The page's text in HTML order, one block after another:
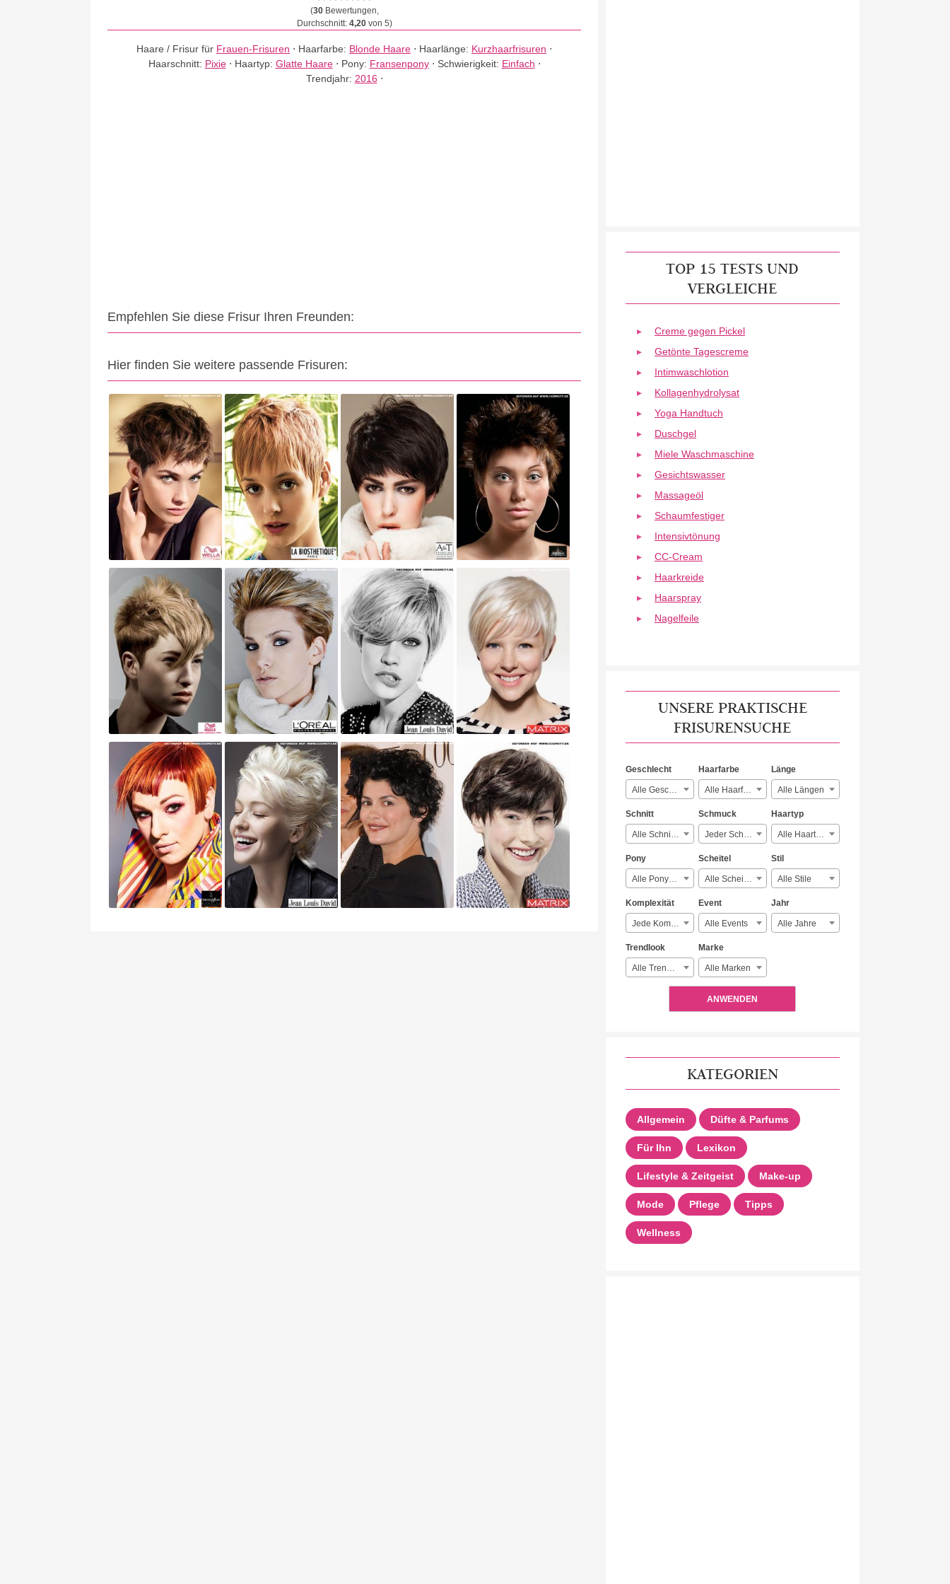
(30Bewertungen,
Durchschnitt: 4,20von 5)
Haare / Frisur für Frauen-Frisuren ⋅ Haarfarbe: Blonde Haare ⋅ Haarlänge: Kurzhaarfrisuren ⋅
Haarschnitt: Pixie⋅ Haartyp: Glatte Haare⋅ Pony: Fransenpony⋅ Schwierigkeit: Einfach ⋅
Trendjahr: 2016 ⋅
Empfehlen Sie diese Frisur Ihren Freunden:
Hier finden Sie weitere passende Frisuren:
TOP 15 TESTS UND
VERGLEICHE
Creme gegen Pickel
Getönte Tagescreme
Intimwaschlotion
Kollagenhydrolysat
Yoga Handtuch
Duschgel
Miele Waschmaschine
Gesichtswasser
Massageöl
Schaumfestiger
Intensivtönung
CC-Cream
Haarkreide
Haarspray
Nagelfeile
UNSERE PRAKTISCHE
FRISURENSUCHE
Geschlecht
Alle Geschlechter
Haarfarbe
Alle Haarfarben
Länge
Alle Längen
Schnitt
Alle Schnitte
Schmuck
Jeder Schmuck
Haartyp
Alle Haartypen
Pony
Alle Ponyarten
Scheitel
Alle Scheitelarten
Stil
Alle Stile
Komplexität
Jede Komplexität
Event
Alle Events
Jahr
Alle Jahre
Trendlook
Alle Trendlooks
Marke
Alle Marken
ANWENDEN
KATEGORIEN
Allgemein Düfte & Parfums
Für Ihn Lexikon
Lifestyle & Zeitgeist Make-up
Mode Pflege Tipps
Wellness